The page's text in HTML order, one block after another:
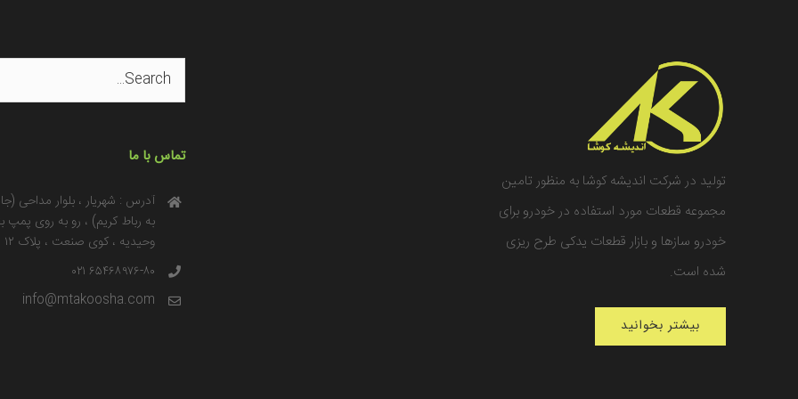
تولید در شرکت اندیشه کوشا به منظور تامین
مجموعه قطعات مورد استفاده در خودرو برای
خودرو سازها و بازار قطعات یدکی طرح ریزی
شده است.
بیشتر بخوانید
Search
for:
تماس با ما
آدرس : شهریار ، بلوار مداحی
به رباط کریم) ، رو به روی پمپ
وحیدیه ، کوی صنعت ، پلاک ۱۲
۶۵۴۶۸۹۷۶-۸۰ ۰۲۱
info@mtakoosha.com